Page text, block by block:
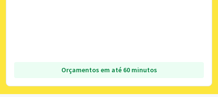
Orçamentos em até 60 minutos